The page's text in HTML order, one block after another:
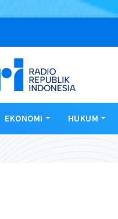
EKONOMI HUKUM